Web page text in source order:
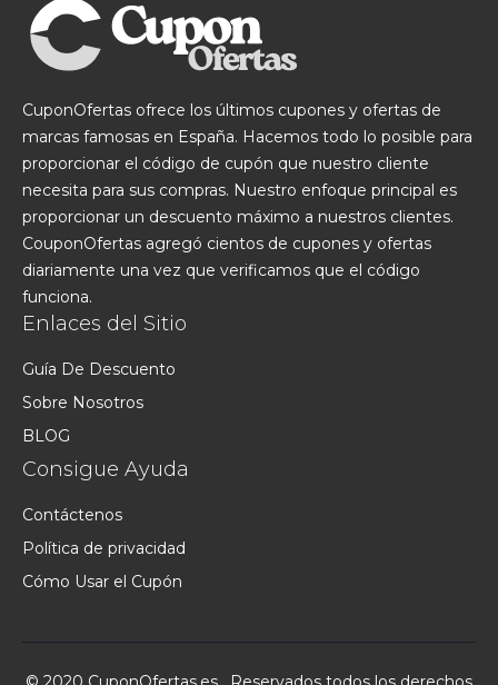
CuponOfertas ofrece los últimos cupones y ofertas de
marcas famosas en España. Hacemos todo lo posible para
proporcionar el código de cupón que nuestro cliente
necesita para sus compras. Nuestro enfoque principal es
proporcionar un descuento máximo a nuestros clientes.
CouponOfertas agregó cientos de cupones y ofertas
diariamente una vez que verificamos que el código
funciona.
Enlaces del Sitio
Guía De Descuento
Sobre Nosotros
BLOG
Consigue Ayuda
Contáctenos
Política de privacidad
Cómo Usar el Cupón